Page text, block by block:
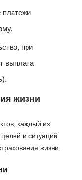
платежи
при
выплата
жизни
каждый из
и ситуаций.
жизни.